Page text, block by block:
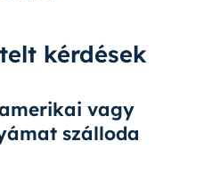
kérdések
vagy
szálloda